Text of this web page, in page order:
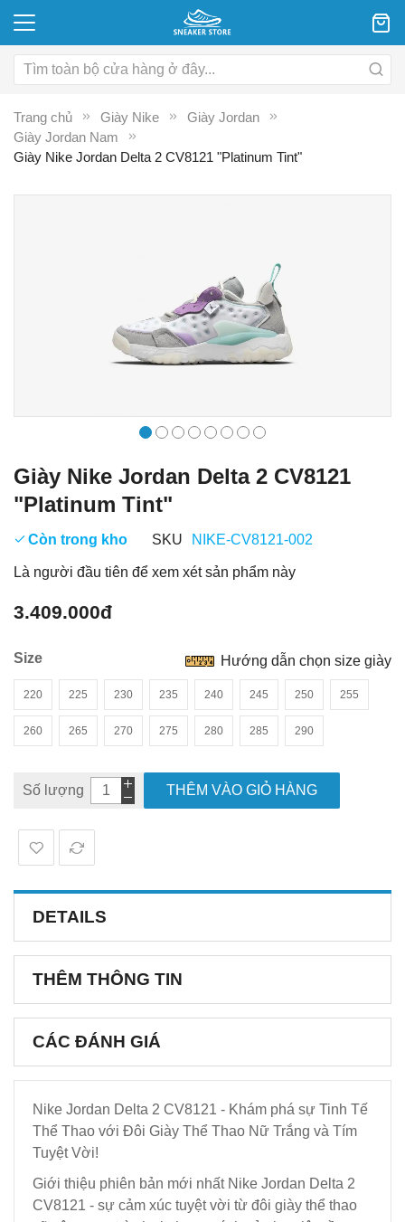
Trang chủ Giày Nike
Giày Jordan
Giày Jordan Nam
Giày Nike Jordan Delta 2 CV8121 "Platinum Tint"
Giày Nike Jordan Delta 2 CV8121
"Platinum Tint"
Còn trong kho SKU NIKE-CV8121-002
Là người đầu tiên để xem xét sản phẩm này
3.409.000đ
Size
220 225 230 235 240 245 250 255
260 265 270 275 280 285 290
Hướng dẫn chọn size giày
Số lượng THÊM VÀO GIỎ HÀNG
DETAILS
THÊM THÔNG TIN
CÁC ĐÁNH GIÁ
Nike Jordan Delta 2 CV8121 - Khám phá sự Tinh Tế
Thể Thao với Đôi Giày Thể Thao Nữ Trắng và Tím
Tuyệt Vời!
Giới thiệu phiên bản mới nhất Nike Jordan Delta 2
CV8121 - sự cảm xúc tuyệt vời từ đôi giày thể thao